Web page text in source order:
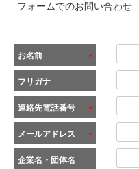
フォームでのお問い合わせ
お名前 *
フリガナ
連絡先電話番号 *
メールアドレス *
企業名・団体名